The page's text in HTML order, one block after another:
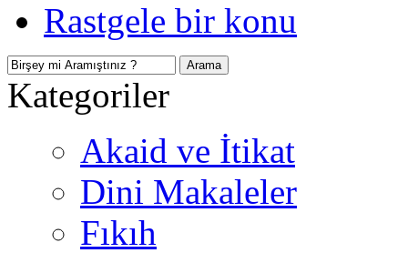
Rastgele bir konu
Kategoriler
Akaid ve İtikat
Dini Makaleler
Fıkıh